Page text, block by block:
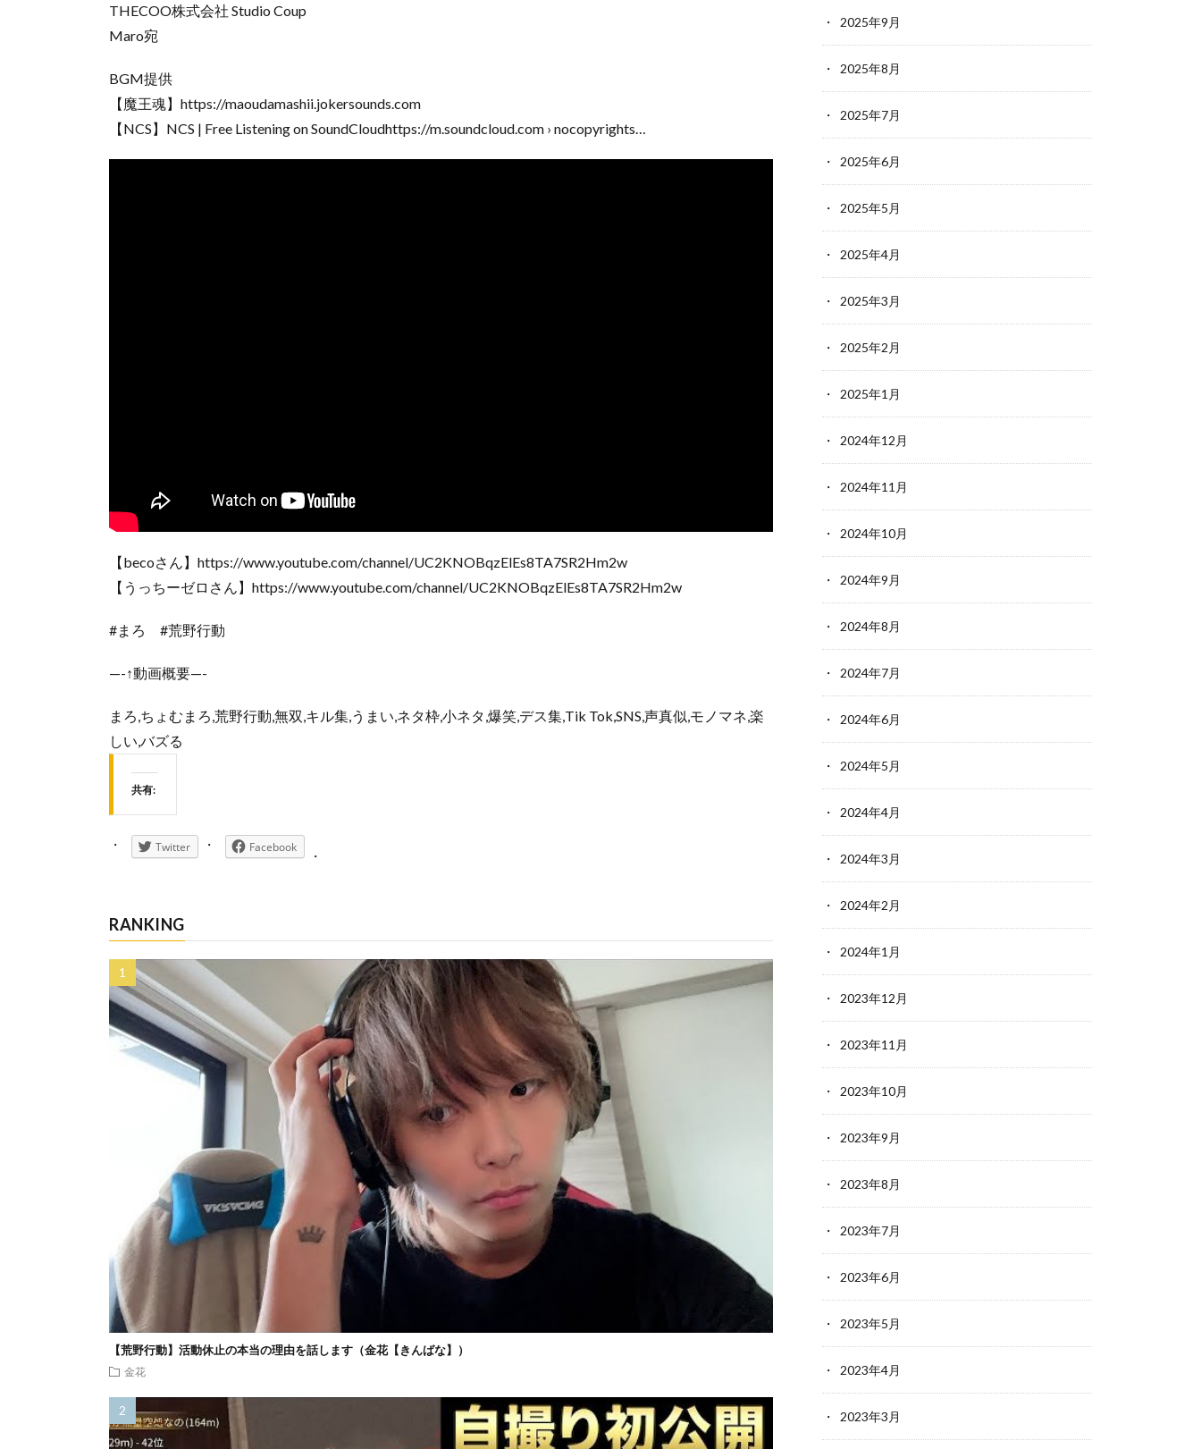
THECOO株式会社 Studio Coup
Maro宛
BGM提供
【魔王魂】https://maoudamashii.jokersounds.com
【NCS】NCS | Free Listening on SoundCloudhttps://m.soundcloud.com › nocopyrights…
【becoさん】https://www.youtube.com/channel/UC2KNOBqzElEs8TA7SR2Hm2w
【うっちーゼロさん】https://www.youtube.com/channel/UC2KNOBqzElEs8TA7SR2Hm2w
#まろ #荒野行動
—-↑動画概要—-
まろ,ちょむまろ,荒野行動,無双,キル集,うまい,ネタ枠,小ネタ,爆笑,デス集,Tik Tok,SNS,声真似,モノマネ,楽
しい,バズる
共有:
Twitter Facebook
RANKING
【荒野行動】活動休止の本当の理由を話します（金花【きんばな】）
金花
2025年9月
2025年8月
2025年7月
2025年6月
2025年5月
2025年4月
2025年3月
2025年2月
2025年1月
2024年12月
2024年11月
2024年10月
2024年9月
2024年8月
2024年7月
2024年6月
2024年5月
2024年4月
2024年3月
2024年2月
2024年1月
2023年12月
2023年11月
2023年10月
2023年9月
2023年8月
2023年7月
2023年6月
2023年5月
2023年4月
2023年3月